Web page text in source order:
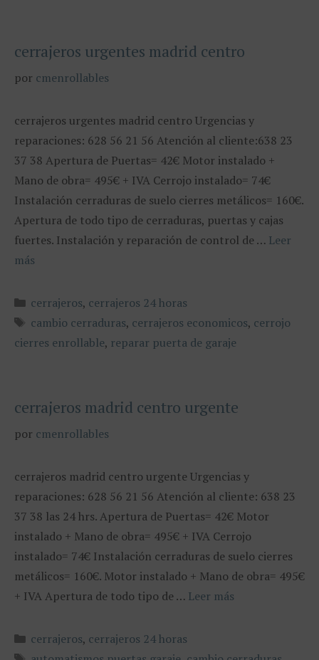
cerrajeros urgentes madrid centro
por cmenrollables
cerrajeros urgentes madrid centro Urgencias y
reparaciones: 628 56 21 56 Atención al cliente:638 23
37 38 Apertura de Puertas= 42€ Motor instalado +
Mano de obra= 495€ + IVA Cerrojo instalado= 74€
Instalación cerraduras de suelo cierres metálicos= 160€.
Apertura de todo tipo de cerraduras, puertas y cajas
fuertes. Instalación y reparación de control de … Leer
más
Categorías
cerrajeros, cerrajeros 24 horas
Etiquetas
cambio cerraduras, cerrajeros economicos, cerrojo
cierres enrollable, reparar puerta de garaje
cerrajeros madrid centro urgente
por cmenrollables
cerrajeros madrid centro urgente Urgencias y
reparaciones: 628 56 21 56 Atención al cliente: 638 23
37 38 las 24 hrs. Apertura de Puertas= 42€ Motor
instalado + Mano de obra= 495€ + IVA Cerrojo
instalado= 74€ Instalación cerraduras de suelo cierres
metálicos= 160€. Motor instalado + Mano de obra= 495€
+ IVA Apertura de todo tipo de … Leer más
Categorías
cerrajeros, cerrajeros 24 horas
Etiquetas